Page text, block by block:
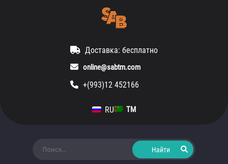
Доставка: бесплатно
online@sabtm.com
+(993)12 452166
RU TM